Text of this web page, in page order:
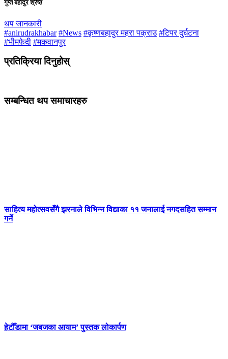
गुप्त बहादुर श्रेष्ठ
थप जानकारी
#anirudrakhabar #News #कृष्णबहादुर महरा पक्राउ #टिपर दुर्घटना
#भीमफेदी #मकवानपुर
प्रतिक्रिया दिनुहोस्
सम्बन्धित थप समाचारहरु
साहित्य महोत्सवसँगै झरनाले विभिन्न विद्याका ११ जनालाई नगदसहित सम्मान
गर्ने
हेटौँडामा ‘जबजका आयाम’ पुस्तक लोकार्पण